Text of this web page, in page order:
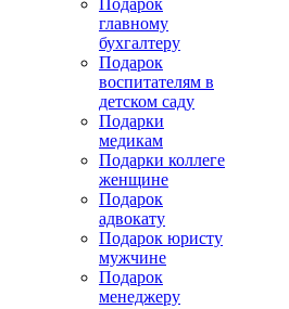
Подарок
главному
бухгалтеру
Подарок
воспитателям в
детском саду
Подарки
медикам
Подарки коллеге
женщине
Подарок
адвокату
Подарок юристу
мужчине
Подарок
менеджеру